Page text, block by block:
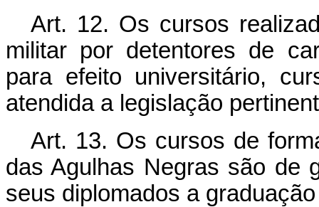
Art. 12. Os cursos
militar por detentores de
para efeito universitário,
atendida a legislação
Art. 13. Os cursos de
das Agulhas Negras são de
seus diplomados a